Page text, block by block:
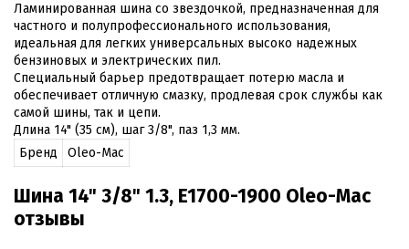
Ламинированная шина со звездочкой, предназначенная для
частного и полупрофессионального использования,
идеальная для легких универсальных высоко надежных
бензиновых и электрических пил.
Специальный барьер предотвращает потерю масла и
обеспечивает отличную смазку, продлевая срок службы как
самой шины, так и цепи.
Длина 14" (35 см), шаг 3/8", паз 1,3 мм.
Бренд
Oleo-Mac
Шина 14" 3/8" 1.3, E1700-1900 Oleo-Mac
отзывы